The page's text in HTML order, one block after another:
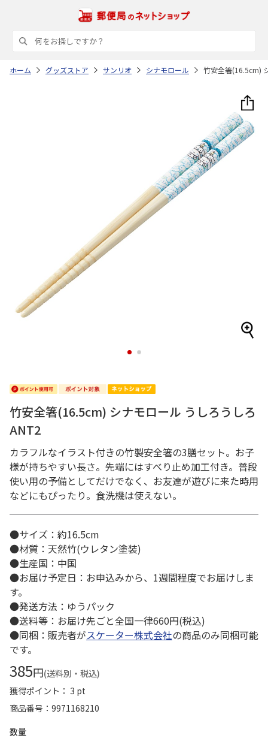
ホーム グッズストア サンリオ シナモロール 竹安全箸(16.5cm)
1 2
竹安全箸(16.5cm) シナモロール うしろうしろ
ANT2
カラフルなイラスト付きの竹製安全箸の3膳セット。お子
様が持ちやすい長さ。先端にはすべり止め加工付き。普段
使い用の予備としてだけでなく、お友達が遊びに来た時用
などにもぴったり。食洗機は使えない。
●サイズ：約16.5cm
●材質：天然竹(ウレタン塗装)
●生産国：中国
●お届け予定日：お申込みから、1週間程度でお届けしま
す。
●発送方法：ゆうパック
●送料等：お届け先ごと全国一律660円(税込)
●同梱：販売者がスケーター株式会社の商品のみ同梱可能
です。
385円(送料別・税込)
獲得ポイント： 3 pt
商品番号
9971168210
数量